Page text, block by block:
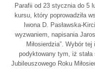
Parafii od 23 stycznia do 5
kursu, który poprowadziła
Iwona D. Pasławska-
wyzwaniem, napisania
Miłosierdzia”. Wybór
podyktowany tym, iż
Jubileuszowego Roku